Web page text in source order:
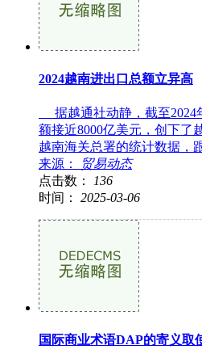
2024越南进出口总额立异高
据越通社动静，截至2024
额接近8000亿美元，创下了
越南海关总署的统计数据，
来源：
贸易动态
点击数：
136
时间： 2025-03-06
国际商业术语DAP的寄义取